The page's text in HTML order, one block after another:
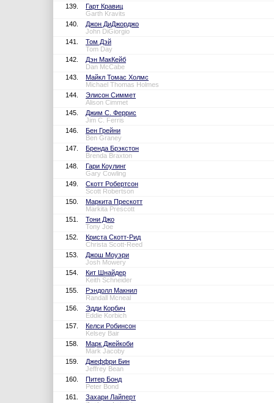
139.
Гарт Кравиц
Garth Kravits
140.
Джон ДиДжорджо
John DiGiorgio
141.
Том Дэй
Tom Day
142.
Дэн МакКейб
Dan McCabe
143.
Майкл Томас Холмс
Michael Thomas Holmes
144.
Элисон Симмет
Alison Cimmet
145.
Джим С. Феррис
Jim C. Ferris
146.
Бен Грейни
Ben Graney
147.
Бренда Брэкстон
Brenda Braxton
148.
Гари Коулинг
Gary Cowling
149.
Скотт Робертсон
Scott Robertson
150.
Маркита Прескотт
Markita Prescott
151.
Тони Джо
Tony Joe
152.
Криста Скотт-Рид
Christa Scott-Reed
153.
Джош Моуэри
Josh Mowery
154.
Кит Шнайдер
Keith Schneider
155.
Рэндолл Макнил
Randall Mcneal
156.
Эдди Корбич
Eddie Korbich
157.
Келси Робинсон
Kelsey Bair
158.
Марк Джейкоби
Mark Jacoby
159.
Джеффри Бин
Jeffrey Bean
160.
Питер Бонд
Peter Bond
161.
Захари Лайперт